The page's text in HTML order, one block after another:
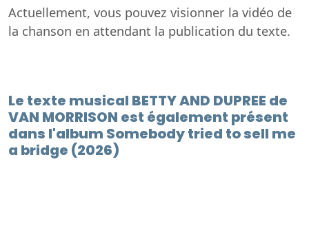
Actuellement, vous pouvez visionner la vidéo de
la chanson en attendant la publication du texte.
Le texte musical BETTY AND DUPREE de
VAN MORRISON est également présent
dans l'album Somebody tried to sell me
a bridge (2026)